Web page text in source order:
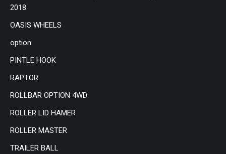
2018
OASIS WHEELS
option
PINTLE HOOK
RAPTOR
ROLLBAR OPTION 4WD
ROLLER LID HAMER
ROLLER MASTER
TRAILER BALL